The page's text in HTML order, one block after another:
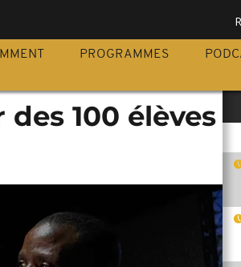
PROGRAMMES
100 élèves